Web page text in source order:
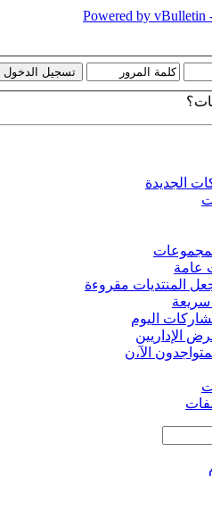
الجديدة
عامة
المنتديات مقروءة
سريعة
اليوم
الإداريين
الآ،ن